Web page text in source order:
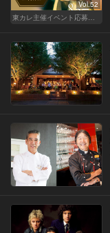
Vol.52
東カレ主催イベント応募詳細記事一覧